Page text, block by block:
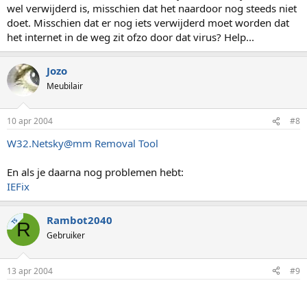
wel verwijderd is, misschien dat het naardoor nog steeds niet
doet. Misschien dat er nog iets verwijderd moet worden dat
het internet in de weg zit ofzo door dat virus? Help...
Jozo
Meubilair
10 apr 2004 #8
W32.Netsky@mm Removal Tool
En als je daarna nog problemen hebt:
IEFix
TSR Rambot2040
Gebruiker
13 apr 2004 #9